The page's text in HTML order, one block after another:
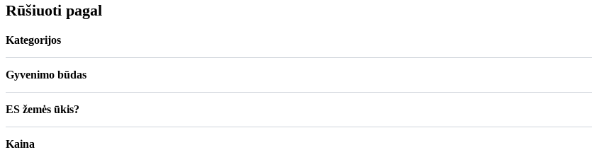
Rūšiuoti pagal
Kategorijos
Gyvenimo būdas
ES žemės ūkis?
Kaina